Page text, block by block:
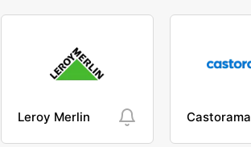
Leroy Merlin Castorama